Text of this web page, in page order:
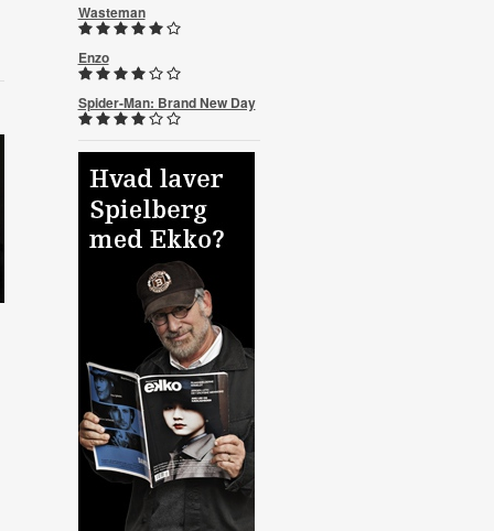
Wasteman
Enzo
Spider-Man: Brand New Day